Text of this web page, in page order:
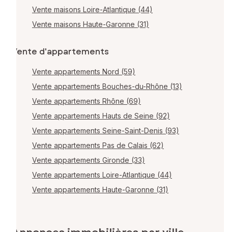
Vente maisons Loire-Atlantique (44)
Vente maisons Haute-Garonne (31)
Vente d'appartements
Vente appartements Nord (59)
Vente appartements Bouches-du-Rhône (13)
Vente appartements Rhône (69)
Vente appartements Hauts de Seine (92)
Vente appartements Seine-Saint-Denis (93)
Vente appartements Pas de Calais (62)
Vente appartements Gironde (33)
Vente appartements Loire-Atlantique (44)
Vente appartements Haute-Garonne (31)